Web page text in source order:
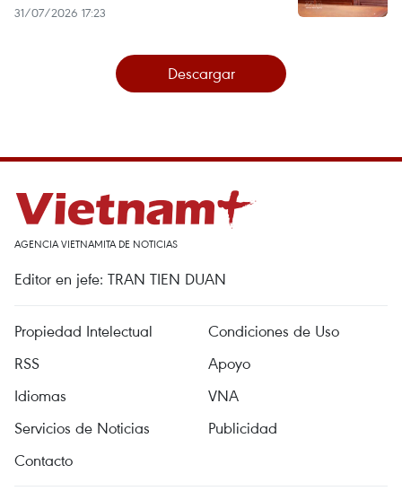
31/07/2026 17:23
Descargar
AGENCIA VIETNAMITA DE NOTICIAS
Editor en jefe: TRAN TIEN DUAN
Propiedad Intelectual
Condiciones de Uso
RSS
Apoyo
Idiomas
VNA
Servicios de Noticias
Publicidad
Contacto